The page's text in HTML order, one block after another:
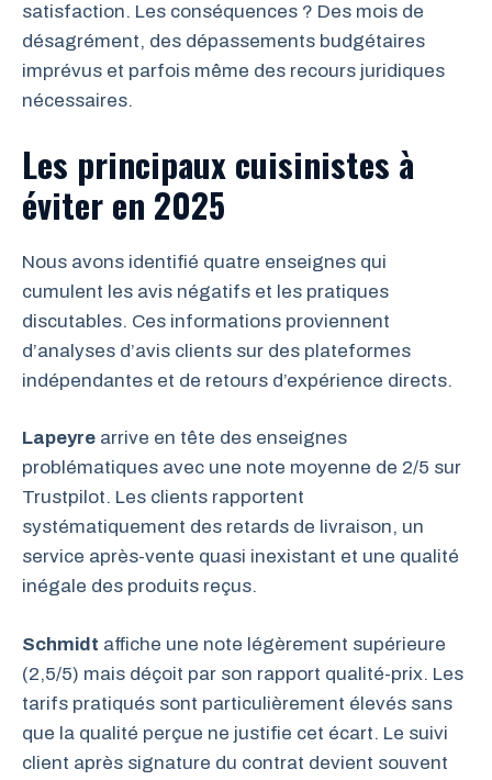
satisfaction. Les conséquences ? Des mois de
désagrément, des dépassements budgétaires
imprévus et parfois même des recours juridiques
nécessaires.
Les principaux cuisinistes à
éviter en 2025
Nous avons identifié quatre enseignes qui
cumulent les avis négatifs et les pratiques
discutables. Ces informations proviennent
d’analyses d’avis clients sur des plateformes
indépendantes et de retours d’expérience directs.
Lapeyre arrive en tête des enseignes
problématiques avec une note moyenne de 2/5 sur
Trustpilot. Les clients rapportent
systématiquement des retards de livraison, un
service après-vente quasi inexistant et une qualité
inégale des produits reçus.
Schmidt affiche une note légèrement supérieure
(2,5/5) mais déçoit par son rapport qualité-prix. Les
tarifs pratiqués sont particulièrement élevés sans
que la qualité perçue ne justifie cet écart. Le suivi
client après signature du contrat devient souvent